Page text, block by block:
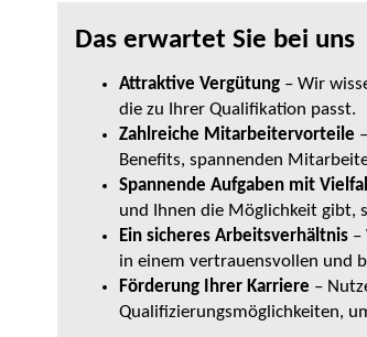
Das erwartet Sie bei uns
Attraktive Vergütung – Wir
die zu Ihrer Qualifikation passt.
Zahlreiche Mitarbeitervorteile
Benefits, spannenden
Spannende Aufgaben mit
und Ihnen die Möglichkeit gibt,
Ein sicheres Arbeitsverhältnis –
in einem vertrauensvollen und
Förderung Ihrer Karriere –
Qualifizierungsmöglichkeiten,